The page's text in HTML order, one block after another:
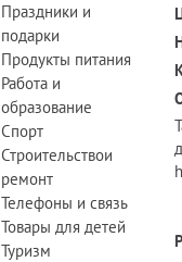
Праздники и
подарки
Продукты питания
Работа и
образование
Спорт
Строительствои
ремонт
Телефоны и связь
Товары для детей
Туризм